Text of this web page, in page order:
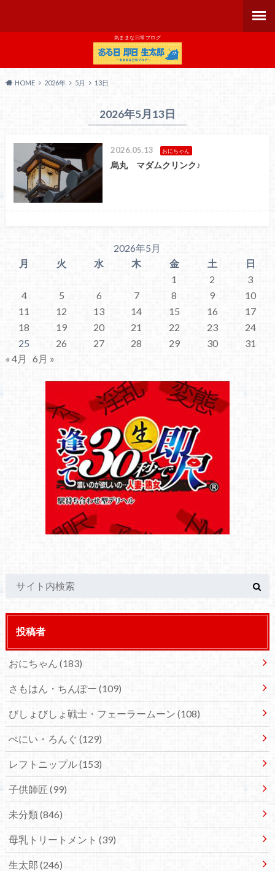
気ままな日常ブログ
HOME 2026年 5月 13日
2026年5月13日
2026.05.13 おにちゃん
烏丸 マダムクリンク♪
2026年5月
月
火 水 木 金 土
日
1
2
3
4
5 6 7 8 9
10
11
12 13 14 15 16
17
18
19 20 21 22 23
24
25
26 27 28 29 30
31
« 4月
6月 »
投稿者
おにちゃん (183)
さもはん・ちんぽー (109)
びしょびしょ戦士・フェーラームーン (108)
ぺにい・ろんぐ (129)
レフトニップル(153)
子供師匠 (99)
未分類(846)
母乳トリートメント (39)
生太郎 (246)